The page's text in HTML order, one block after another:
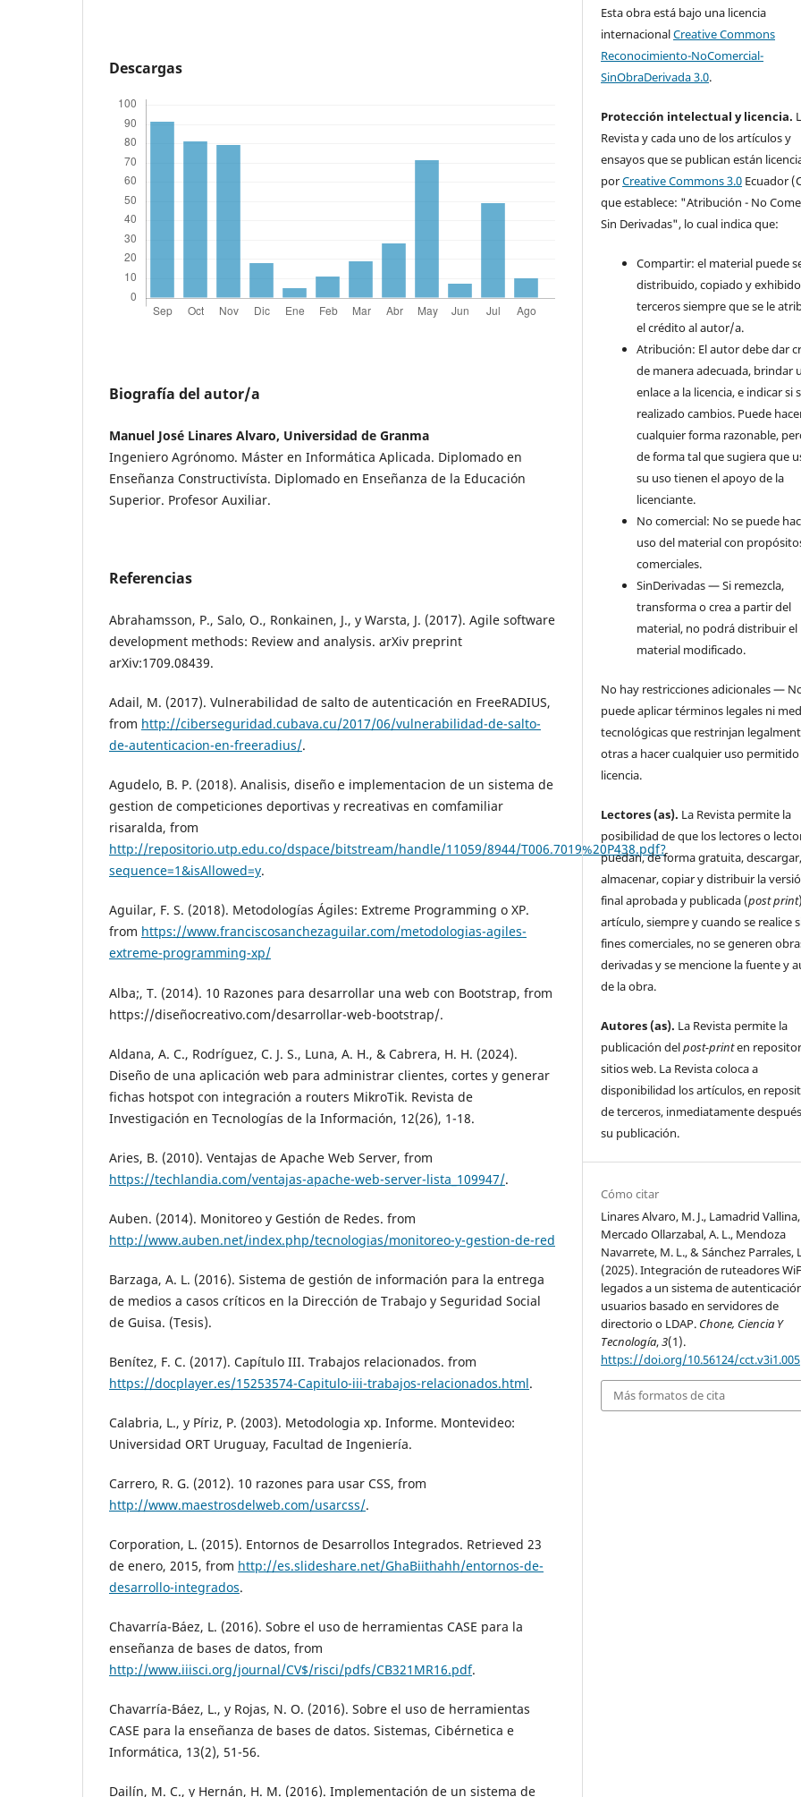
Descargas
Biografía del autor/a
Manuel José Linares Alvaro, Universidad de Granma
Ingeniero Agrónomo. Máster en Informática Aplicada. Diplomado en
Enseñanza Constructivísta. Diplomado en Enseñanza de la Educación
Superior. Profesor Auxiliar.
Referencias
Abrahamsson, P., Salo, O., Ronkainen, J., y Warsta, J. (2017). Agile software
development methods: Review and analysis. arXiv preprint
arXiv:1709.08439.
Adail, M. (2017). Vulnerabilidad de salto de autenticación en FreeRADIUS,
from http://ciberseguridad.cubava.cu/2017/06/vulnerabilidad-de-salto-
de-autenticacion-en-freeradius/.
Agudelo, B. P. (2018). Analisis, diseño e implementacion de un sistema de
gestion de competiciones deportivas y recreativas en comfamiliar
risaralda, from
http://repositorio.utp.edu.co/dspace/bitstream/handle/11059/8944/T006.7019%20P438.pdf?
sequence=1&isAllowed=y.
Aguilar, F. S. (2018). Metodologías Ágiles: Extreme Programming o XP.
from https://www.franciscosanchezaguilar.com/metodologias-agiles-
extreme-programming-xp/
Alba;, T. (2014). 10 Razones para desarrollar una web con Bootstrap, from
https://diseñocreativo.com/desarrollar-web-bootstrap/.
Aldana, A. C., Rodríguez, C. J. S., Luna, A. H., & Cabrera, H. H. (2024).
Diseño de una aplicación web para administrar clientes, cortes y generar
fichas hotspot con integración a routers MikroTik. Revista de
Investigación en Tecnologías de la Información, 12(26), 1-18.
Aries, B. (2010). Ventajas de Apache Web Server, from
https://techlandia.com/ventajas-apache-web-server-lista_109947/.
Auben. (2014). Monitoreo y Gestión de Redes. from
http://www.auben.net/index.php/tecnologias/monitoreo-y-gestion-de-red
Barzaga, A. L. (2016). Sistema de gestión de información para la entrega
de medios a casos críticos en la Dirección de Trabajo y Seguridad Social
de Guisa. (Tesis).
Benítez, F. C. (2017). Capítulo III. Trabajos relacionados. from
https://docplayer.es/15253574-Capitulo-iii-trabajos-relacionados.html.
Calabria, L., y Píriz, P. (2003). Metodologia xp. Informe. Montevideo:
Universidad ORT Uruguay, Facultad de Ingeniería.
Carrero, R. G. (2012). 10 razones para usar CSS, from
http://www.maestrosdelweb.com/usarcss/.
Corporation, L. (2015). Entornos de Desarrollos Integrados. Retrieved 23
de enero, 2015, from http://es.slideshare.net/GhaBiithahh/entornos-de-
desarrollo-integrados.
Chavarría-Báez, L. (2016). Sobre el uso de herramientas CASE para la
enseñanza de bases de datos, from
http://www.iiisci.org/journal/CV$/risci/pdfs/CB321MR16.pdf.
Chavarría-Báez, L., y Rojas, N. O. (2016). Sobre el uso de herramientas
CASE para la enseñanza de bases de datos. Sistemas, Cibérnetica e
Informática, 13(2), 51-56.
Dailín, M. C., y Hernán, H. M. (2016). Implementación de un sistema de
Esta obra está bajo una licencia
internacionalCreative Commons
Reconocimiento-NoComercial-
SinObraDerivada 3.0.
Protección intelectual y licencia.
Revista y cada uno de los artículos y
ensayos que se publican están
porCreative Commons 3.0 Ecuador
que establece: "Atribución - No
Sin Derivadas", lo cual indica que:
Compartir: el material puede
distribuido, copiado y
terceros siempre que se le
el crédito al autor/a.
Atribución: El autor debe dar
de manera adecuada, brindar
enlace a la licencia, e indicar si
realizado cambios. Puede
cualquier forma razonable,
de forma tal que sugiera que
su uso tienen el apoyo de la
licenciante.
No comercial: No se puede
uso del material con
comerciales.
SinDerivadas — Si remezcla,
transforma o crea a partir del
material, no podrá distribuir el
material modificado.
No hay restricciones adicionales —
puede aplicar términos legales ni
tecnológicas que restrinjan
otras a hacer cualquier uso
licencia.
Lectores (as). La Revista permite la
posibilidad de que los lectores o
puedan, de forma gratuita, descargar,
almacenar, copiar y distribuir la
final aprobada y publicada (post print
artículo, siempre y cuando se realice
fines comerciales, no se generen
derivadas y se mencione la fuente y
de la obra.
Autores (as). La Revista permite la
publicación delpost-printen
sitios web. La Revista coloca a
disponibilidad los artículos, en
de terceros, inmediatamente
su publicación.
Cómo citar
Linares Alvaro, M. J., Lamadrid
Mercado Ollarzabal, A. L., Mendoza
Navarrete, M. L., & Sánchez Parrales,
(2025). Integración de ruteadores
legados a un sistema de
usuarios basado en servidores de
directorio o LDAP. Chone, Ciencia Y
Tecnología,3(1).
https://doi.org/10.56124/cct.v3i1.005
Más formatos de cita